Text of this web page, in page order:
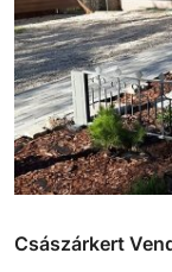
Császárkert